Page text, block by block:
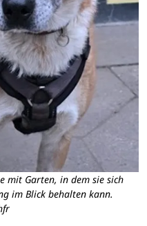
mit Garten, in dem sie sich
im Blick behalten kann.